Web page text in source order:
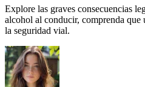
Explore las graves consecuencias
alcohol al conducir, comprenda que
la seguridad vial.